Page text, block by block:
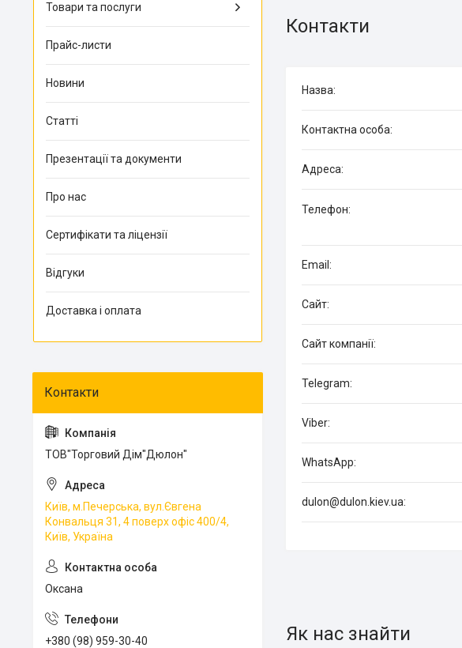
Контакти
dulon@dulon.kiev.ua
Як нас знайти
Товари та послуги
Прайс-листи
Новини
Статті
Презентації та документи
Про нас
Сертифікати та ліцензії
Відгуки
Доставка і оплата
ТОВ"Торговий Дім"Дюлон"
Київ, м.Печерська, вул.Євгена
Конвальця 31, 4 поверх офіс 400/4,
Київ, Україна
Оксана
+380 (98) 959-30-40